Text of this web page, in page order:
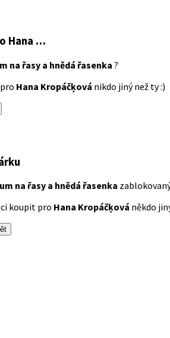
Hana …
na řasy a hnědá řasenka ?
Hana Kropáčķová nikdo jiný než ty :)
na řasy a hnědá řasenka
koupit pro Hana Kropáčķová někdo